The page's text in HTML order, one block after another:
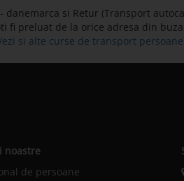
si Retur (Transport
fi preluat de la orice adresa din
si alte curse de transport
noastre
de persoane